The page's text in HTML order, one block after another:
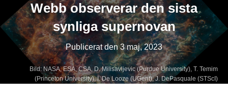
Webb observerar den sista
synliga supernovan
Publicerat den3 maj, 2023
Bild: NASA, ESA, CSA, D. Milisavljevic (Purdue University), T. Temim
(Princeton University), I. De Looze (UGent), J. DePasquale (STScI)